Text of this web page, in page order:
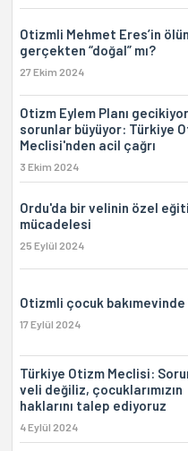
Otizmli Mehmet Eres’in
gerçekten “doğal” mı?
27 Ekim 2024
Otizm Eylem Planı
sorunlar büyüyor: Türkiye
Meclisi'nden acil çağrı
3 Ekim 2024
Ordu'da bir velinin özel
mücadelesi
25 Eylül 2024
Otizmli çocuk bakımevinde
17 Eylül 2024
Türkiye Otizm Meclisi:
veli değiliz, çocuklarımızın
haklarını talep ediyoruz
4 Eylül 2024